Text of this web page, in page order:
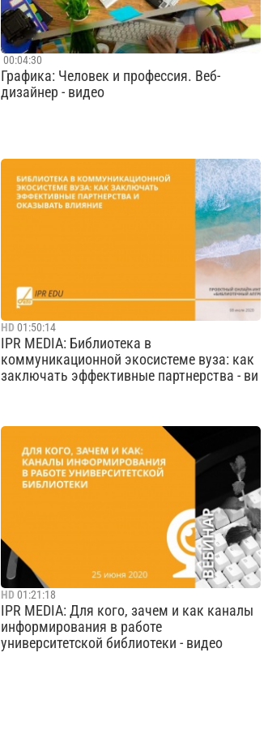
00:04:30
Графика: Человек и профессия. Веб-
дизайнер - видео
Центральная детская библиотека г.
Гулькевичи продолжает знакомить
старшеклассников с новыми и
востребованными профессиями в рамках
проекта по профориентации «Через
HD 01:50:14
IPR MEDIA: Библиотека в
коммуникационной экосистеме вуза: как
заключать эффективные партнерства - ви
Группа компаний IPR MEDIA — крупнейший
разработчик интегрированных IT-решений
для образования и науки, с 2005 года —
издательство образовательной литературы,
образовательного контента в цифро...
Cмотреть видео
HD 01:21:18
IPR MEDIA: Для кого, зачем и как каналы
информирования в работе
университетской библиотеки - видео